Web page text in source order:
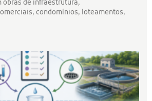
obras de infraestrutura,
condomínios, loteamentos,